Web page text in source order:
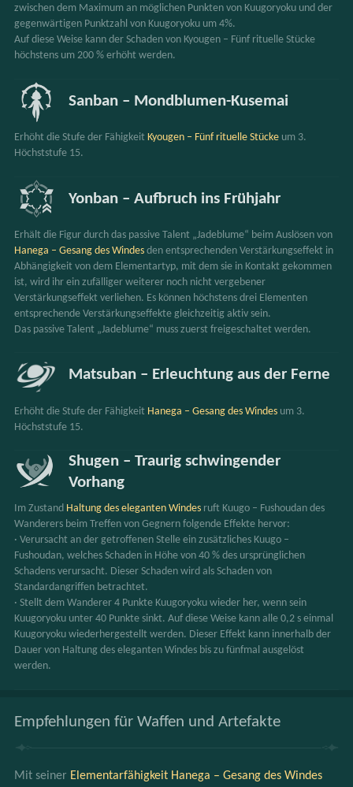
zwischen dem Maximum an möglichen Punkten von Kuugoryoku und der
gegenwärtigen Punktzahl von Kuugoryoku um 4%.
Auf diese Weise kann der Schaden von Kyougen – Fünf rituelle Stücke
höchstens um 200 % erhöht werden.
Sanban – Mondblumen-Kusemai
Erhöht die Stufe der Fähigkeit Kyougen – Fünf rituelle Stücke um 3.
Höchststufe 15.
Yonban – Aufbruch ins Frühjahr
Erhält die Figur durch das passive Talent „Jadeblume“ beim Auslösen von
Hanega – Gesang des Windes den entsprechenden Verstärkungseffekt in
Abhängigkeit von dem Elementartyp, mit dem sie in Kontakt gekommen
ist, wird ihr ein zufälliger weiterer noch nicht vergebener
Verstärkungseffekt verliehen. Es können höchstens drei Elementen
entsprechende Verstärkungseffekte gleichzeitig aktiv sein.
Das passive Talent „Jadeblume“ muss zuerst freigeschaltet werden.
Matsuban – Erleuchtung aus der Ferne
Erhöht die Stufe der Fähigkeit Hanega – Gesang des Windes um 3.
Höchststufe 15.
Shugen – Traurig schwingender
Vorhang
Im Zustand Haltung des eleganten Windes ruft Kuugo – Fushoudan des
Wanderers beim Treffen von Gegnern folgende Effekte hervor:
· Verursacht an der getroffenen Stelle ein zusätzliches Kuugo –
Fushoudan, welches Schaden in Höhe von 40 % des ursprünglichen
Schadens verursacht. Dieser Schaden wird als Schaden von
Standardangriffen betrachtet.
· Stellt dem Wanderer 4 Punkte Kuugoryoku wieder her, wenn sein
Kuugoryoku unter 40 Punkte sinkt. Auf diese Weise kann alle 0,2 s einmal
Kuugoryoku wiederhergestellt werden. Dieser Effekt kann innerhalb der
Dauer von Haltung des eleganten Windes bis zu fünfmal ausgelöst
werden.
Empfehlungen für Waffen und Artefakte
Mit seiner Elementarfähigkeit Hanega – Gesang des Windes